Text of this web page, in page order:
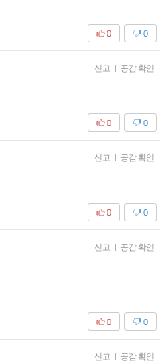
0
0
신고 | 공감 확인
0
0
신고 | 공감 확인
0
0
신고 | 공감 확인
0
0
신고 | 공감 확인